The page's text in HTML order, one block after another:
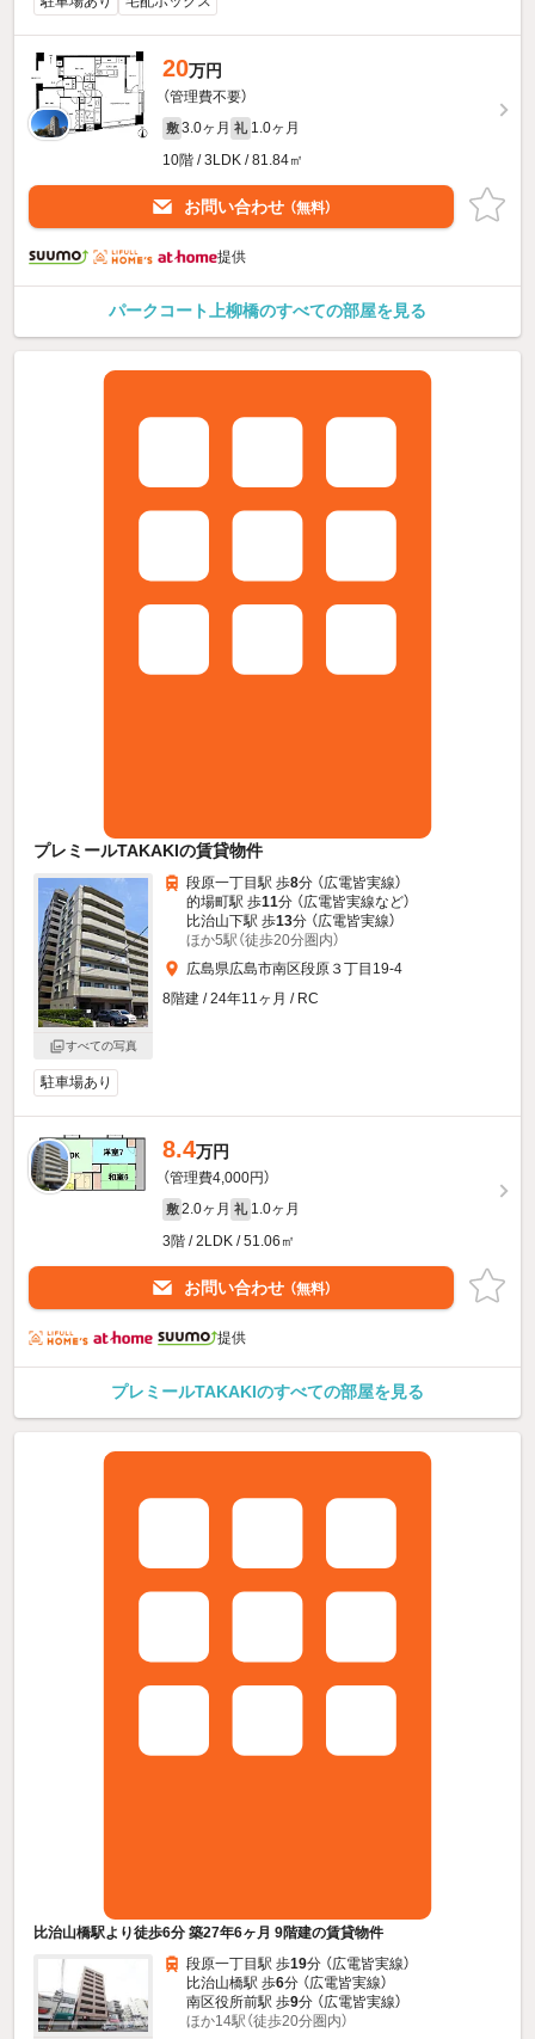
20万円
（管理費不要）
敷 3.0ヶ月 礼 1.0ヶ月
10階 / 3LDK / 81.84㎡
お問い合わせ （無料）
提供
パークコート上柳橋のすべての部屋を見る
プレミールTAKAKIの賃貸物件
すべての写真
段原一丁目駅 歩8分 （広電皆実線）
的場町駅 歩11分 （広電皆実線など）
比治山下駅 歩13分 （広電皆実線）
ほか5駅（徒歩20分圏内）
広島県広島市南区段原３丁目19-4
8階建 / 24年11ヶ月 / RC
駐車場あり
8.4万円
（管理費4,000円）
敷 2.0ヶ月 礼 1.0ヶ月
3階 / 2LDK / 51.06㎡
お問い合わせ （無料）
提供
プレミールTAKAKIのすべての部屋を見る
比治山橋駅より徒歩6分 築27年6ヶ月 9階建の賃貸物件
段原一丁目駅 歩19分 （広電皆実線）
比治山橋駅 歩6分 （広電皆実線）
南区役所前駅 歩9分 （広電皆実線）
ほか14駅（徒歩20分圏内）